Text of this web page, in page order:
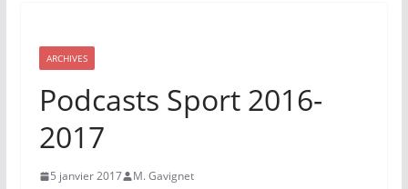
ARCHIVES
Podcasts Sport 2016-
2017
5 janvier 2017 M. Gavignet